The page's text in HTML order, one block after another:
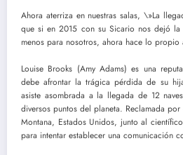
Ahora aterriza en nuestras salas, \»La
que si en 2015 con su Sicario nos dejó
menos para nosotros, ahora hace lo
Louise Brooks (Amy Adams) es una
debe afrontar la trágica pérdida de su
asiste asombrada a la llegada de 12
diversos puntos del planeta. Reclamada
Montana, Estados Unidos, junto al
para intentar establecer una comunicación